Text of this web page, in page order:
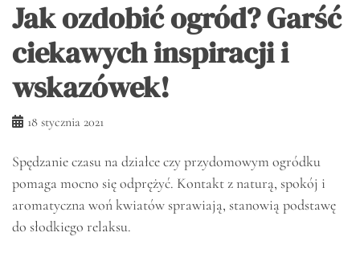
Jak ozdobić ogród? Garść
ciekawych inspiracji i
wskazówek!
18 stycznia 2021
Spędzanie czasu na działce czy przydomowym ogródku
pomaga mocno się odprężyć. Kontakt z naturą, spokój i
aromatyczna woń kwiatów sprawiają, stanowią podstawę
do słodkiego relaksu.